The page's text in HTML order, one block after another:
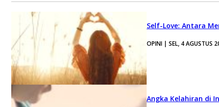
Self-Love: Antara
OPINI | SEL, 4 AGUSTUS
Angka Kelahiran di